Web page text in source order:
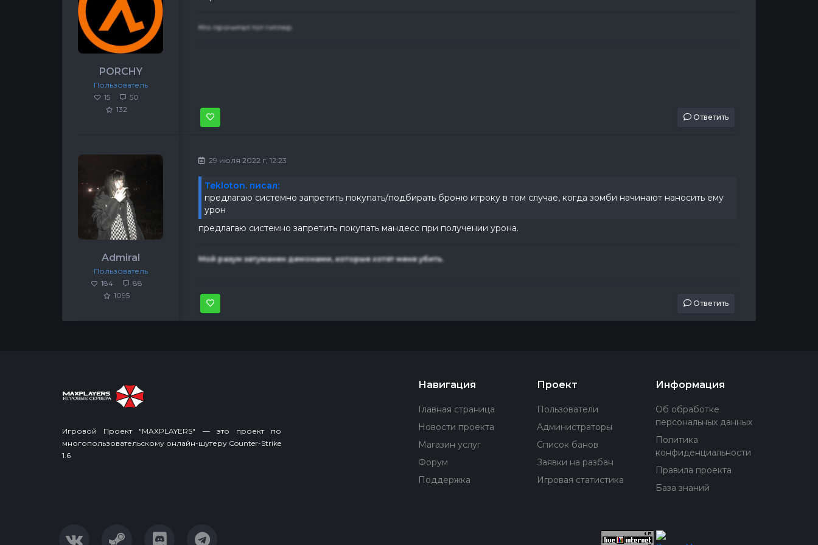
PORCHY
Пользователь
15
50
132
Кто прочитал тот гитлер
Ответить
Admiral
Пользователь
184
88
1095
29 июля 2022 г, 12:23
Tekloton. писал:
предлагаю системно запретить покупать/подбирать броню игроку в том случае, когда зомби начинают наносить ему
урон
предлагаю системно запретить покупать мандесс при получении урона.
Мой разум затуманен демонами, которые хотят меня убить.
Ответить
Игровой Проект "MAXPLAYERS" — это проект по
многопользовательскому онлайн-шутеру Counter-Strike
1.6
Навигация
Главная страница
Новости проекта
Магазин услуг
Форум
Поддержка
Проект
Пользователи
Администраторы
Список банов
Заявки на разбан
Игровая статистика
Информация
Об обработке
персональных данных
Политика
конфиденциальности
Правила проекта
База знаний